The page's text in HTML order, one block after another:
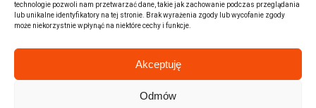
technologie pozwoli nam przetwarzać dane, takie jak zachowanie podczas przeglądania
lub unikalne identyfikatory na tej stronie. Brak wyrażenia zgody lub wycofanie zgody
może niekorzystnie wpłynąć na niektóre cechy i funkcje.
Akceptuję
Odmów
Auta z USA Kraków
Marki samochodów
Sprzedam BMW
Wszystkie marki samochodów